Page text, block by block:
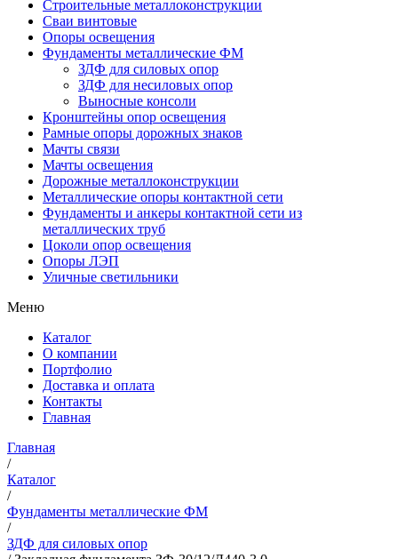
Строительные металлоконструкции
Сваи винтовые
Опоры освещения
Фундаменты металлические ФМ
ЗДФ для силовых опор
ЗДФ для несиловых опор
Выносные консоли
Кронштейны опор освещения
Рамные опоры дорожных знаков
Мачты связи
Мачты освещения
Дорожные металлоконструкции
Металлические опоры контактной сети
Фундаменты и анкеры контактной сети из
металлических труб
Цоколи опор освещения
Опоры ЛЭП
Уличные светильники
Меню
Каталог
О компании
Портфолио
Доставка и оплата
Контакты
Главная
Главная
/
Каталог
/
Фундаменты металлические ФМ
/
ЗДФ для силовых опор